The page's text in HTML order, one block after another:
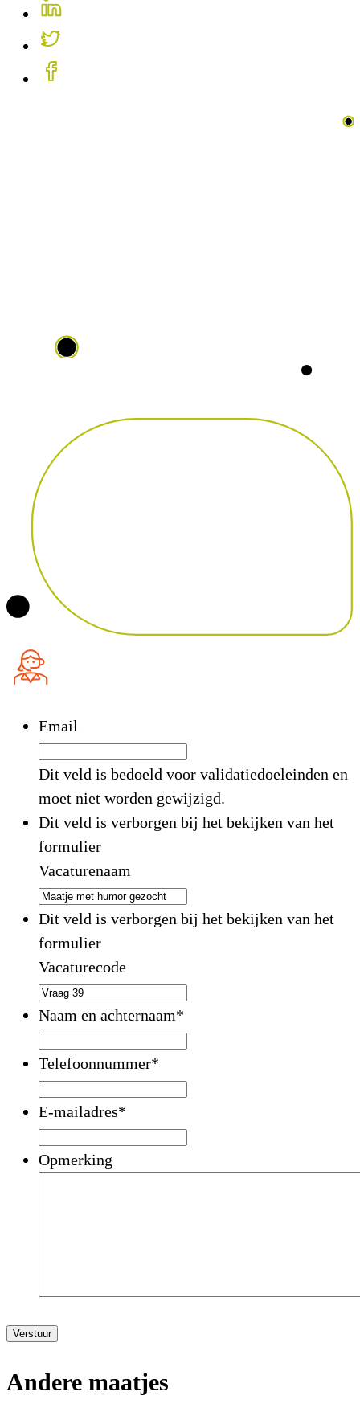
Email
Dit veld is bedoeld voor validatiedoeleinden en
moet niet worden gewijzigd.
Dit veld is verborgen bij het bekijken van het
formulier
Vacaturenaam
Dit veld is verborgen bij het bekijken van het
formulier
Vacaturecode
Naam en achternaam*
Telefoonnummer*
E-mailadres*
Opmerking
Verstuur
Andere maatjes